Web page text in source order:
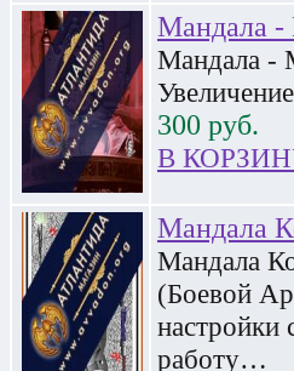
Мандала -
Мандала -
300 руб.
В
Мандала
Мандала
(Боевой
настройки
работу…